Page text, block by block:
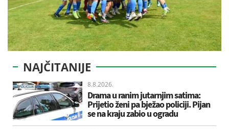
NAJČITANIJE
8.8.2026.
Drama u ranim jutarnjim satima:
Prijetio ženi pa bježao policiji. Pijan
se na kraju zabio u ogradu